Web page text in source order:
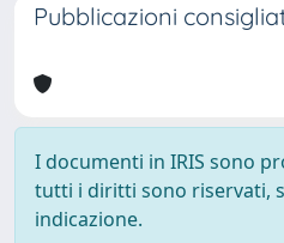
Pubblicazioni
I documenti in IRIS sono
tutti i diritti sono riservati,
indicazione.